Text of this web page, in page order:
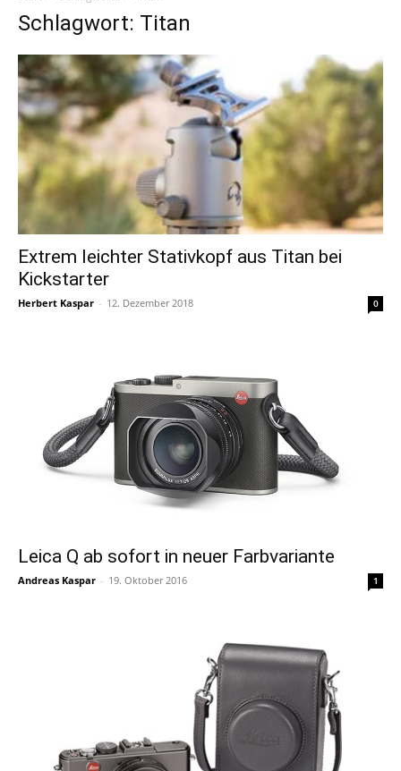
Schlagwort: Titan
Extrem leichter Stativkopf aus Titan bei
Kickstarter
Herbert Kaspar - 12. Dezember 2018 0
Leica Q ab sofort in neuer Farbvariante
Andreas Kaspar - 19. Oktober 2016 1